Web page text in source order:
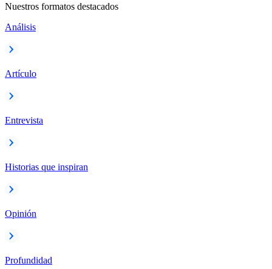
Nuestros formatos destacados
Análisis
Artículo
Entrevista
Historias que inspiran
Opinión
Profundidad